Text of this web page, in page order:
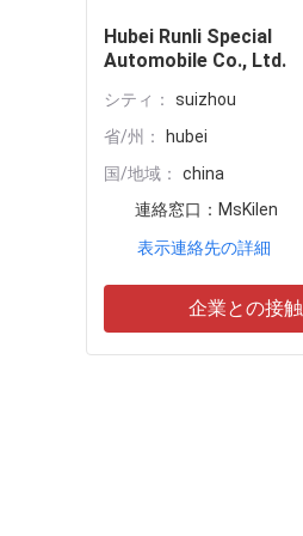
Hubei Runli Special
Automobile Co., Ltd.
シティ：
suizhou
省/州：
hubei
国/地域：
china
連絡窓口： MsKilen
表示連絡先の詳細
企業との接触